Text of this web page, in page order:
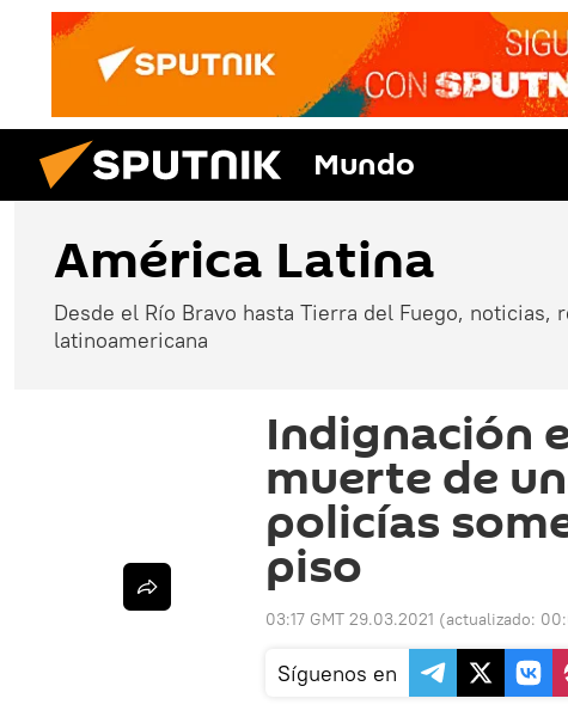
Mundo
América Latina
Desde el Río Bravo hasta Tierra del Fuego,
latinoamericana
Indignación
muerte de
policías
piso
03:17 GMT 29.03.2021 (actualizado:
Síguenos en